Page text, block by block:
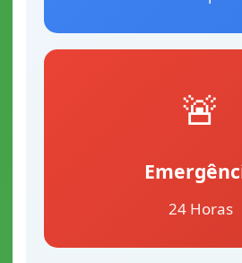
🚨
24 Horas